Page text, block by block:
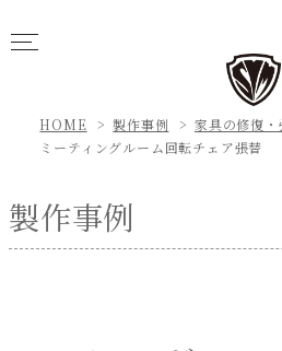
HOME 製作事例
家具の修復・
ミーティングルーム回転チェア張替
製作事例